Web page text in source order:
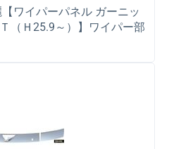
ワイパーパネル ガーニッ
（Ｈ25.9～）】ワイパー部